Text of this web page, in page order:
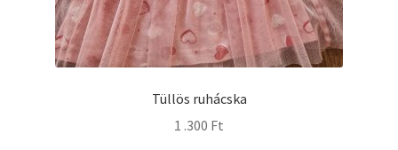
Tüllös ruhácska
1 .300 Ft